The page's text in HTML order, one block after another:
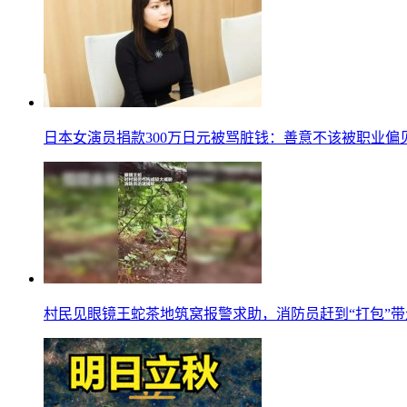
日本女演员捐款300万日元被骂脏钱：善意不该被职业偏
村民见眼镜王蛇茶地筑窝报警求助，消防员赶到“打包”带